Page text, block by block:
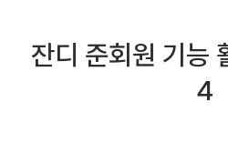
잔디 준회원 기능
4